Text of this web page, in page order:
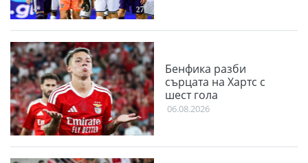
Бенфика разби
сърцата на Хартс с
шест гола
06.08.2026